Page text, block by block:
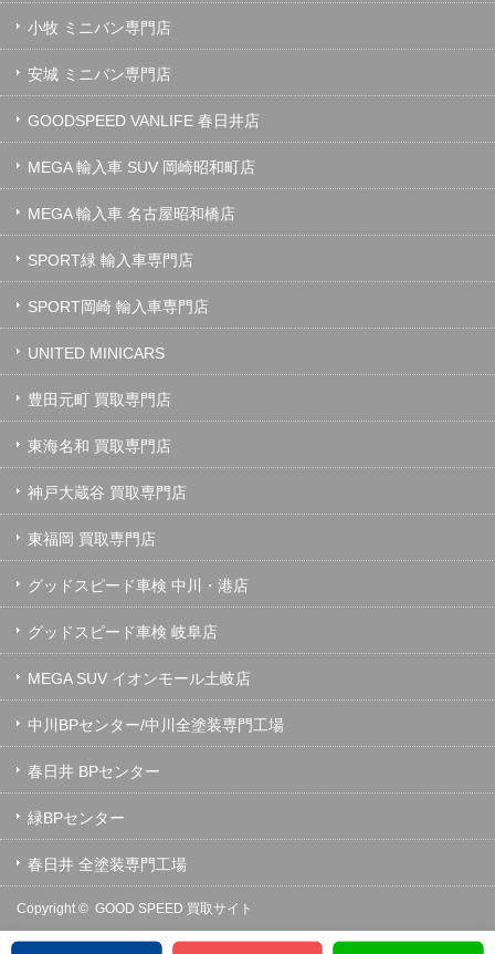
小牧 ミニバン専門店
安城 ミニバン専門店
GOODSPEED VANLIFE 春日井店
MEGA 輸入車 SUV 岡崎昭和町店
MEGA 輸入車 名古屋昭和橋店
SPORT緑 輸入車専門店
SPORT岡崎 輸入車専門店
UNITED MINICARS
豊田元町 買取専門店
東海名和 買取専門店
神戸大蔵谷 買取専門店
東福岡 買取専門店
グッドスピード車検 中川・港店
グッドスピード車検 岐阜店
MEGA SUV イオンモール土岐店
中川BPセンター/中川全塗装専門工場
春日井 BPセンター
緑BPセンター
春日井 全塗装専門工場
Copyright © GOOD SPEED 買取サイト